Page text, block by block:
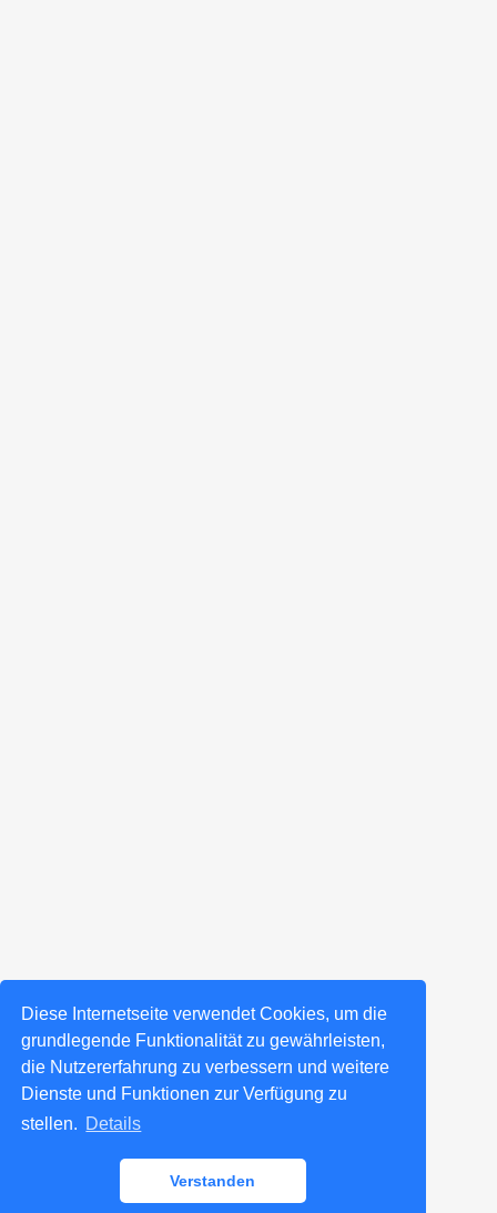
Diese Internetseite verwendet Cookies, um die
grundlegende Funktionalität zu gewährleisten,
die Nutzererfahrung zu verbessern und weitere
Dienste und Funktionen zur Verfügung zu
stellen. Details
Verstanden